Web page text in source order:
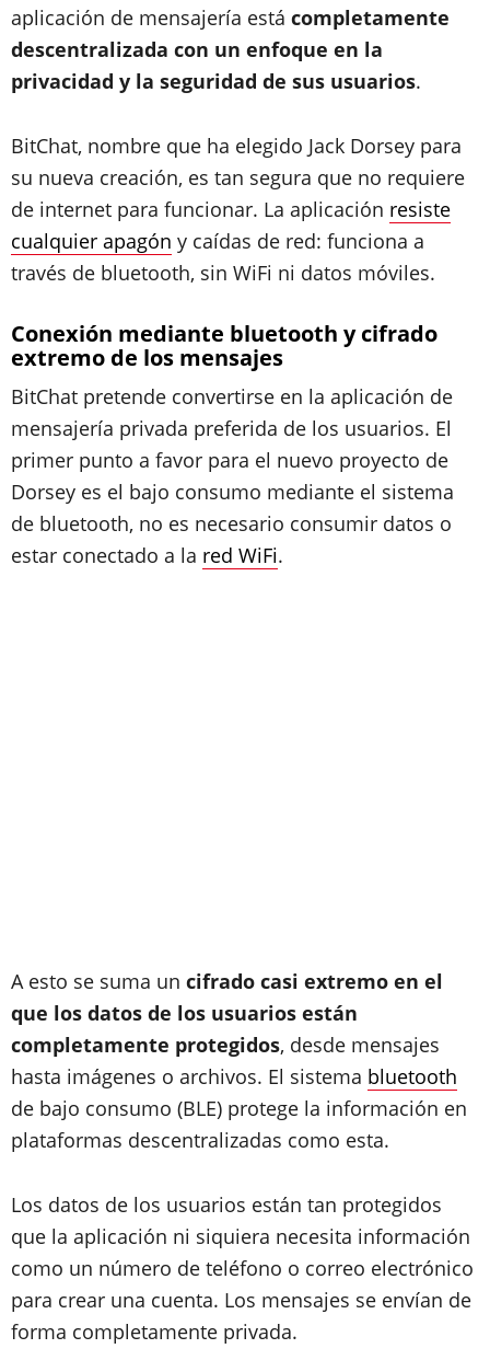
aplicación de mensajería está completamente
descentralizada con un enfoque en la
privacidad y la seguridad de sus usuarios.
BitChat, nombre que ha elegido Jack Dorsey para
su nueva creación, es tan segura que no requiere
de internet para funcionar. La aplicación resiste
cualquier apagón y caídas de red: funciona a
través de bluetooth, sin WiFi ni datos móviles.
Conexión mediante bluetooth y cifrado
extremo de los mensajes
BitChat pretende convertirse en la aplicación de
mensajería privada preferida de los usuarios. El
primer punto a favor para el nuevo proyecto de
Dorsey es el bajo consumo mediante el sistema
de bluetooth, no es necesario consumir datos o
estar conectado a la red WiFi.
A esto se suma un cifrado casi extremo en el
que los datos de los usuarios están
completamente protegidos, desde mensajes
hasta imágenes o archivos. El sistema bluetooth
de bajo consumo (BLE) protege la información en
plataformas descentralizadas como esta.
Los datos de los usuarios están tan protegidos
que la aplicación ni siquiera necesita información
como un número de teléfono o correo electrónico
para crear una cuenta. Los mensajes se envían de
forma completamente privada.